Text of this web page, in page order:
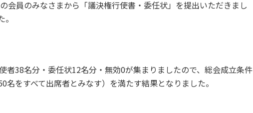
会員のみなさまから「議決権行使書・委任状」を提出いただきまし
者38名分・委任状12名分・無効0が集まりましたので、総会成立条件
名をすべて出席者とみなす）を満たす結果となりました。